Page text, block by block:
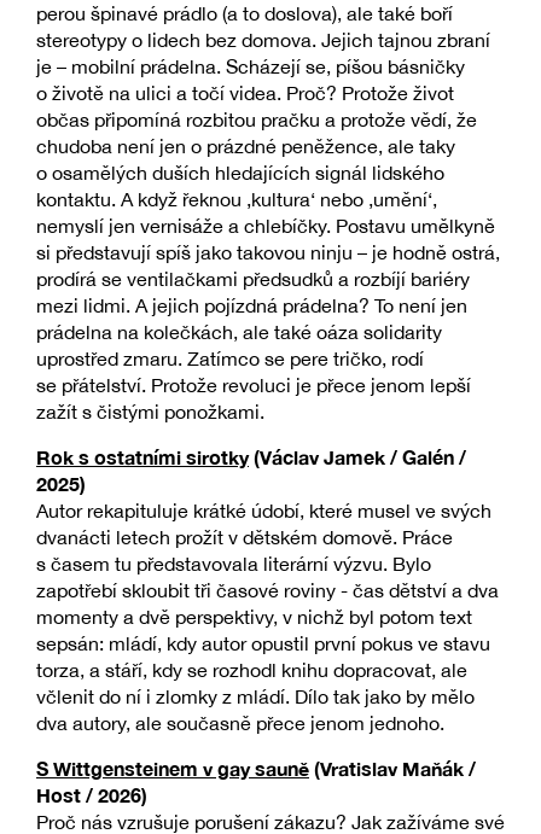
perou špinavé prádlo (a to doslova), ale také boří
stereotypy o lidech bez domova. Jejich tajnou zbraní
je – mobilní prádelna. Scházejí se, píšou básničky
o životě na ulici a točí videa. Proč? Protože život
občas připomíná rozbitou pračku a protože vědí, že
chudoba není jen o prázdné peněžence, ale taky
o osamělých duších hledajících signál lidského
kontaktu. A když řeknou ‚kultura‘ nebo ‚umění‘,
nemyslí jen vernisáže a chlebíčky. Postavu umělkyně
si představují spíš jako takovou ninju – je hodně ostrá,
prodírá se ventilačkami předsudků a rozbíjí bariéry
mezi lidmi. A jejich pojízdná prádelna? To není jen
prádelna na kolečkách, ale také oáza solidarity
uprostřed zmaru. Zatímco se pere tričko, rodí
se přátelství. Protože revoluci je přece jenom lepší
zažít s čistými ponožkami.
Rok s ostatními sirotky(Václav Jamek / Galén /
2025)
Autor rekapituluje krátké údobí, které musel ve svých
dvanácti letech prožít v dětském domově. Práce
s časem tu představovala literární výzvu. Bylo
zapotřebí skloubit tři časové roviny - čas dětství a dva
momenty a dvě perspektivy, v nichž byl potom text
sepsán: mládí, kdy autor opustil první pokus ve stavu
torza, a stáří, kdy se rozhodl knihu dopracovat, ale
včlenit do ní i zlomky z mládí. Dílo tak jako by mělo
dva autory, ale současně přece jenom jednoho.
S Wittgensteinem v gay sauně (Vratislav Maňák /
Host / 2026)
Proč nás vzrušuje porušení zákazu? Jak zažíváme své